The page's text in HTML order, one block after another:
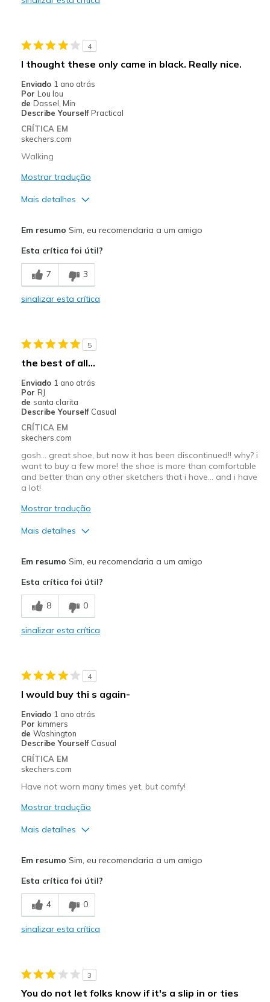
Not really slip ons
Casual Wear
Travel
Width
Sizing
View On Shoes
4
I thought these only came in black. Really nice.
Enviado 1 ano atrás
Por Lou lou
de Dassel, Min
Describe Yourself Practical
CRÍTICA EM
skechers.com
Walking
Mostrar tradução
Mais detalhes
Comfortable
Melhores utilizações
Casual Wear
View On Shoes
Em resumo Sim, eu recomendaria a um amigo
Esta crítica foi útil?
7 3
sinalizar esta crítica
5
the best of all...
Enviado 1 ano atrás
Por RJ
de santa clarita
Describe Yourself Casual
CRÍTICA EM
skechers.com
gosh... great shoe, but now it has been discontinued!! why? i
want to buy a few more! the shoe is more than comfortable
and better than any other sketchers that i have... and i have
a lot!
Mostrar tradução
Mais detalhes
Breathe Well
Comfortable
Going Out
Travel
Feels true to size
View On Shoes
Em resumo Sim, eu recomendaria a um amigo
Esta crítica foi útil?
8 0
sinalizar esta crítica
4
I would buy thi s again-
Enviado 1 ano atrás
Por kimmers
de Washington
Describe Yourself Casual
CRÍTICA EM
skechers.com
Have not worn many times yet, but comfy!
Mostrar tradução
Mais detalhes
Comfortable
Durable
gym use
Em resumo Sim, eu recomendaria a um amigo
Esta crítica foi útil?
4 0
sinalizar esta crítica
3
You do not let folks know if it's a slip in or ties